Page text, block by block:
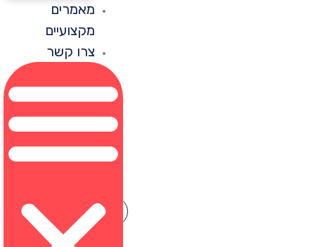
מאמרים
מקצועיים
צרו קשר